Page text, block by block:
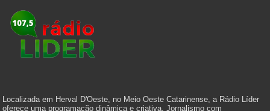
Localizada em Herval D'Oeste, no Meio Oeste Catarinense, a Rádio Líder
oferece uma programação dinâmica e criativa. Jornalismo com